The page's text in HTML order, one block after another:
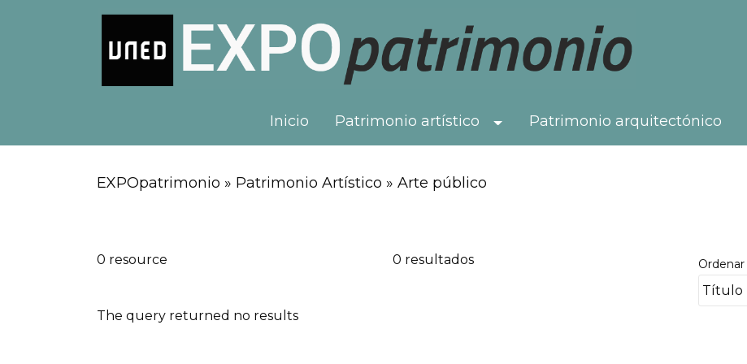
Inicio Patrimonio artístico Toggle Dropdown
Patrimonio arquitectónico
EXPOpatrimonio » Patrimonio Artístico » Arte público
0 resource 0 resultados
The query returned no results